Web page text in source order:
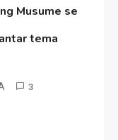
Musume se
tema
3